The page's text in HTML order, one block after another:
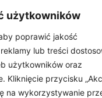
użytkowników
poprawić jakość
lub treści
użytkowników oraz
Kliknięcie przycisku
na wykorzystywanie